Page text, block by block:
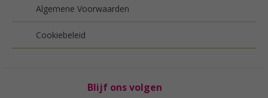
Algemene Voorwaarden
Cookiebeleid
Blijf ons volgen